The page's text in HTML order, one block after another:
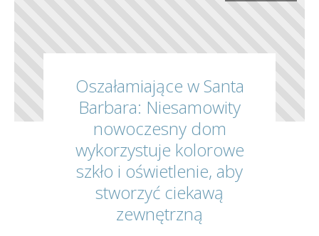
Oszałamiające w Santa
Barbara: Niesamowity
nowoczesny dom
wykorzystuje kolorowe
szkło i oświetlenie, aby
stworzyć ciekawą
zewnętrzną